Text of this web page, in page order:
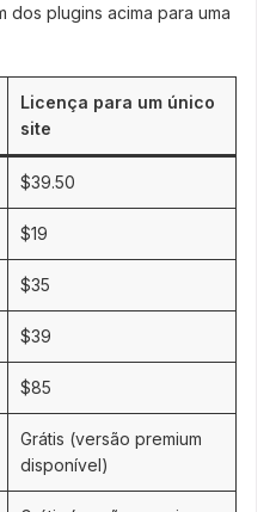
plugins acima para uma
Licença para um único
site
$39.50
$19
$35
$39
$85
Grátis (versão premium
disponível)